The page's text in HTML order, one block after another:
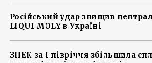
Російський удар знищив
LIQUI MOLY в Україні
ЗПЕК за І півріччя збільшила